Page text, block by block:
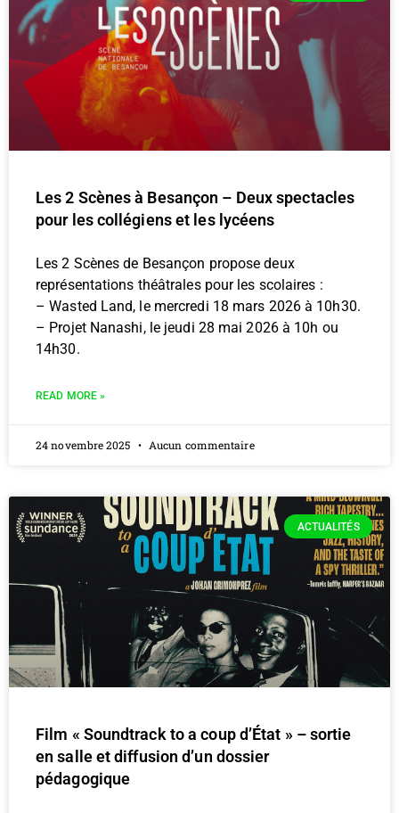
Les 2 Scènes à Besançon – Deux spectacles
pour les collégiens et les lycéens
Les 2 Scènes de Besançon propose deux
représentations théâtrales pour les scolaires :
– Wasted Land, le mercredi 18 mars 2026 à 10h30.
– Projet Nanashi, le jeudi 28 mai 2026 à 10h ou
14h30.
READ MORE »
24 novembre 2025 Aucun commentaire
ACTUALITÉS
Film « Soundtrack to a coup d’État » – sortie
en salle et diffusion d’un dossier
pédagogique